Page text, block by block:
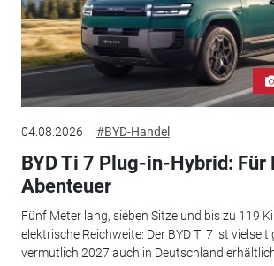
04.08.2026 #BYD-Handel
BYD Ti 7 Plug-in-Hybrid: Für
Abenteuer
Fünf Meter lang, sieben Sitze und bis zu 119
elektrische Reichweite: Der BYD Ti 7 ist
vermutlich 2027 auch in Deutschland